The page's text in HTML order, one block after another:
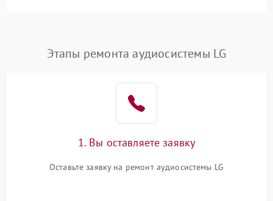
Этапы ремонта аудиосистемы LG
1. Вы оставляете заявку
Оставьте заявку на ремонт аудиосистемы LG